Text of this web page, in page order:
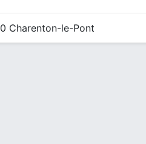
Charenton-le-Pont